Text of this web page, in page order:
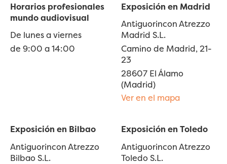
Horarios profesionales
mundo audiovisual
De lunes a viernes
de 9:00 a 14:00
Exposición en Madrid
Antiguorincon Atrezzo
Madrid S.L.
Camino de Madrid, 21-
23
28607 El Álamo
(Madrid)
Ver en el mapa
Exposición en Bilbao
Antiguorincon Atrezzo
Bilbao S.L.
Exposición en Toledo
Antiguorincon Atrezzo
Toledo S.L.